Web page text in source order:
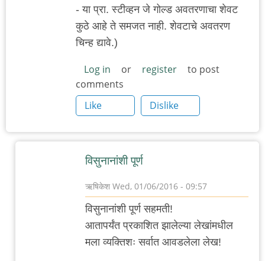
- या प्रा. स्टीव्हन जे गोल्ड अवतरणाचा शेवट
कुठे आहे ते समजत नाही. शेवटाचे अवतरण
चिन्ह द्यावे.)
Log in or register
to post
comments
Like
Dislike
विसुनानांशी पूर्ण
ऋषिकेश Wed, 01/06/2016 - 09:57
In
reply
विसुनानांशी पूर्ण सहमती!
आतापर्यंत प्रकाशित झालेल्या लेखांमधील
मला व्यक्तिशः सर्वात आवडलेला लेख!